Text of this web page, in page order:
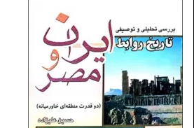
مستشاری» تقلیل می داد،
جنگ و ضرورت اعزام نیروی
علنی‌سازی حضور نظامی
دستور دستگاه پروپاگاندای
قرار گرفت. در توجیه این
پرهزینه، دستگاه تبلیغاتی
را «دفاع از حرم» نامید.